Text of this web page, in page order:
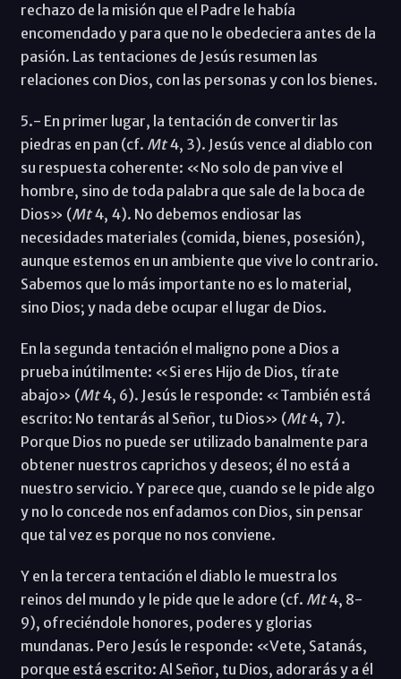
rechazo de la misión que el Padre le había
encomendado y para que no le obedeciera antes de la
pasión. Las tentaciones de Jesús resumen las
relaciones con Dios, con las personas y con los bienes.
5.- En primer lugar, la tentación de convertir las
piedras en pan (cf. Mt4, 3). Jesús vence al diablo con
su respuesta coherente: «No solo de pan vive el
hombre, sino de toda palabra que sale de la boca de
Dios» (Mt4, 4). No debemos endiosar las
necesidades materiales (comida, bienes, posesión),
aunque estemos en un ambiente que vive lo contrario.
Sabemos que lo más importante no es lo material,
sino Dios; y nada debe ocupar el lugar de Dios.
En la segunda tentación el maligno pone a Dios a
prueba inútilmente: «Si eres Hijo de Dios, tírate
abajo» (Mt4, 6). Jesús le responde: «También está
escrito: No tentarás al Señor, tu Dios» (Mt4, 7).
Porque Dios no puede ser utilizado banalmente para
obtener nuestros caprichos y deseos; él no está a
nuestro servicio. Y parece que, cuando se le pide algo
y no lo concede nos enfadamos con Dios, sin pensar
que tal vez es porque no nos conviene.
Y en la tercera tentación el diablo le muestra los
reinos del mundo y le pide que le adore (cf. Mt4, 8-
9), ofreciéndole honores, poderes y glorias
mundanas. Pero Jesús le responde: «Vete, Satanás,
porque está escrito: Al Señor, tu Dios, adorarás y a él